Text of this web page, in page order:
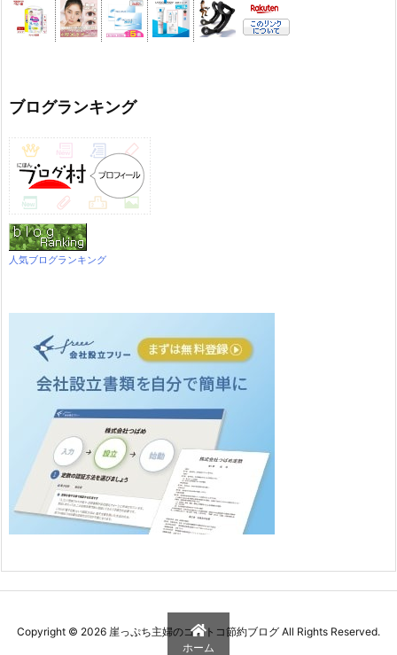
ブログランキング
人気ブログランキング
Copyright © 2026 崖っぷち主婦のコストコ節約ブログ All Rights Reserved.
ホーム